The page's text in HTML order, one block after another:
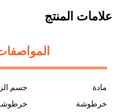
علامات المنتج
مادة
جسم
خرطوشة